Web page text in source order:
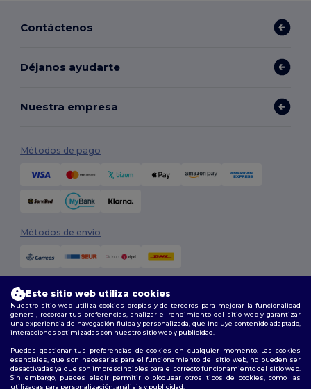
Contáctenos
Déjanos ayudarte
Nuestra empresa
Métodos de pago
Métodos de envío
Síguenos
Este sitio web utiliza cookies
Nuestro sitio web utiliza cookies propias y de terceros para mejorar la funcionalidad
general, recordar tus preferencias, analizar el rendimiento del sitio web y garantizar
una experiencia de navegación fluida y personalizada, que incluye contenido adaptado,
interacciones optimizadas con nuestro sitio web y publicidad.
Puedes gestionar tus preferencias de cookies en cualquier momento. Las cookies
esenciales, que son necesarias para el funcionamiento del sitio web, no pueden ser
desactivadas ya que son imprescindibles para el correcto funcionamiento del sitio web.
Sin embargo, puedes elegir permitir o bloquear otros tipos de cookies, como las
utilizadas para personalización, análisis y publicidad.